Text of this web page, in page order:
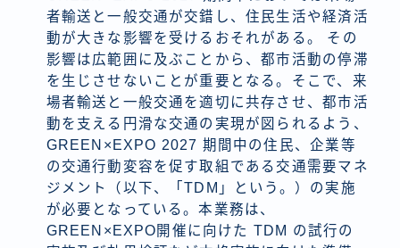
者輸送と一般交通が交錯し、住民生活や経済活
動が大きな影響を受けるおそれがある。 その
影響は広範囲に及ぶことから、都市活動の停滞
を生じさせないことが重要となる。そこで、来
場者輸送と一般交通を適切に共存させ、都市活
動を支える円滑な交通の実現が図られるよう、
GREEN×EXPO 2027 期間中の住民、企業等
の交通行動変容を促す取組である交通需要マネ
ジメント（以下、「TDM」という。）の実施
が必要となっている。本業務は、
GREEN×EXPO開催に向けた TDM の試行の